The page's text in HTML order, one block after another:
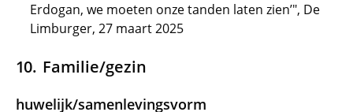
Erdogan, we moeten onze tanden laten zien’", De
Limburger, 27 maart 2025
Familie/gezin
huwelijk/samenlevingsvorm